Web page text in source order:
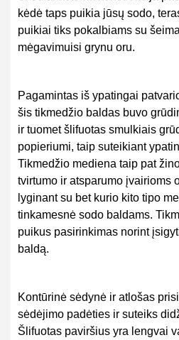
kėdė taps puikia jūsų sodo,
puikiai tiks pokalbiams su
mėgavimuisi grynu oru.
Pagamintas iš ypatingai
šis tikmedžio baldas buvo
ir tuomet šlifuotas smulkiais
popieriumi, taip suteikiant
Tikmedžio mediena taip pat
tvirtumo ir atsparumo įvairioms
lyginant su bet kurio kito tipo
tinkamesnė sodo baldams.
puikus pasirinkimas norint
baldą.
Kontūrinė sėdynė ir atlošas
sėdėjimo padėties ir suteiks
Šlifuotas paviršius yra lengvai